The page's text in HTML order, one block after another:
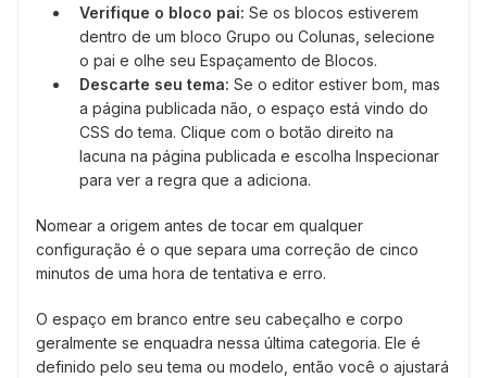
Verifique o bloco pai: Se os blocos estiverem
dentro de um bloco Grupo ou Colunas, selecione
o pai e olhe seu Espaçamento de Blocos.
Descarte seu tema: Se o editor estiver bom, mas
a página publicada não, o espaço está vindo do
CSS do tema. Clique com o botão direito na
lacuna na página publicada e escolha Inspecionar
para ver a regra que a adiciona.
Nomear a origem antes de tocar em qualquer
configuração é o que separa uma correção de cinco
minutos de uma hora de tentativa e erro.
O espaço em branco entre seu cabeçalho e corpo
geralmente se enquadra nessa última categoria. Ele é
definido pelo seu tema ou modelo, então você o ajustará